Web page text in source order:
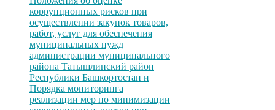
коррупционных рисков при
осуществлении закупок товаров,
работ, услуг для обеспечения
муниципальных нужд
администрации муниципального
района Татышлинский район
Республики Башкортостан и
Порядка мониторинга
реализации мер по минимизации